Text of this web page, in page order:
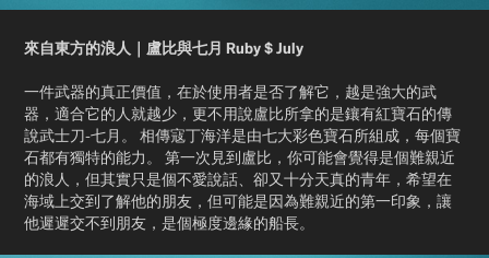
來自東方的浪人｜盧比與七月 Ruby $ July
一件武器的真正價值，在於使用者是否了解它，越是強大的武
器，適合它的人就越少，更不用說盧比所拿的是鑲有紅寶石的傳
說武士刀-七月。 相傳寇丁海洋是由七大彩色寶石所組成，每個寶
石都有獨特的能力。 第一次見到盧比，你可能會覺得是個難親近
的浪人，但其實只是個不愛說話、卻又十分天真的青年，希望在
海域上交到了解他的朋友，但可能是因為難親近的第一印象，讓
他遲遲交不到朋友，是個極度邊緣的船長。